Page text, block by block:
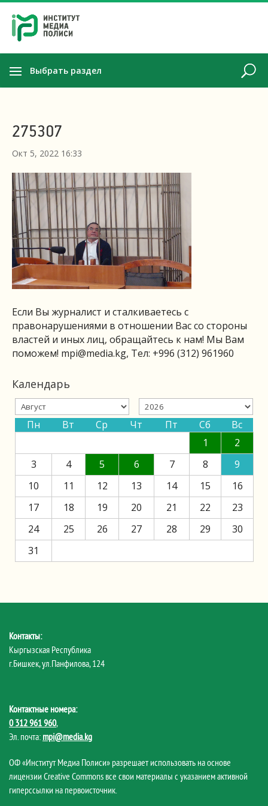
Выбрать раздел
275307
Окт 5, 2022 16:33
Если Вы журналист и сталкиваетесь с
правонарушениями в отношении Вас со стороны
властей и иных лиц, обращайтесь к нам! Мы Вам
поможем! mpi@media.kg, Тел: +996 (312) 961960
Календарь
Пн Вт Ср Чт Пт Сб
Вс
1
2
3
4 5 6 7 8
9
10
11 12 13 14 15
16
17
18 19 20 21 22
23
24
25 26 27 28 29
30
31
Контакты:
Кыргызская Республика
г.Бишкек, ул.Панфилова, 124
Контактные номера:
0 312 961 960,
Эл. почта: mpi@media.kg
ОФ «Институт Медиа Полиси» разрешает использовать на основе
лицензии Creative Commons все свои материалы с указанием активной
гиперссылки на первоисточник.